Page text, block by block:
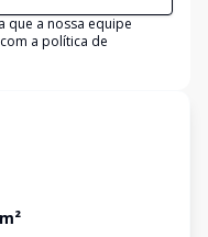
que a nossa equipe
a política de
m²